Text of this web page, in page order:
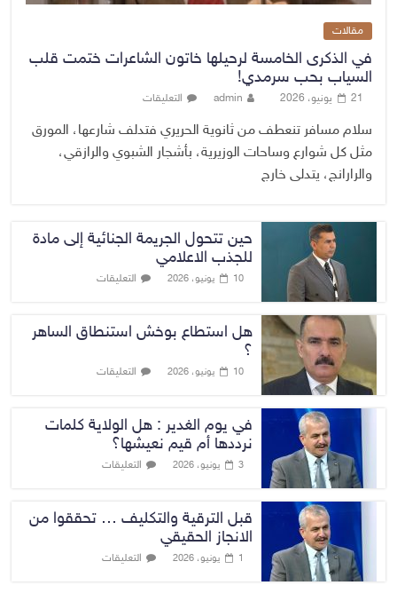
مقالات
في الذكرى الخامسة لرحيلها خاتون الشاعرات ختمت قلب
السياب بحب سرمدي!
21 يونيو، 2026 admin التعليقات
سلام مسافر تنعطف من ثانوية الحريري فتدلف شارعها، المورق
مثل كل شوارع وساحات الوزيرية، بأشجار الشبوي والرازقي،
والرارانج، يتدلى خارج
حين تتحول الجريمة الجنائية إلى مادة
للجذب الاعلامي
10 يونيو، 2026 التعليقات
هل استطاع بوخش استنطاق الساهر
؟
10 يونيو، 2026 التعليقات
في يوم الغدير : هل الولاية كلمات
نرددها أم قيم نعيشها؟
3 يونيو، 2026 التعليقات
قبل الترقية والتكليف … تحققوا من
الانجاز الحقيقي
1 يونيو، 2026 التعليقات